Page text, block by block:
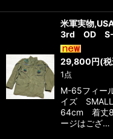
米軍実物
3rd OD S-
29,800円(
1点
M-65フィー
イズ
64cm 着丈
ージはござ…